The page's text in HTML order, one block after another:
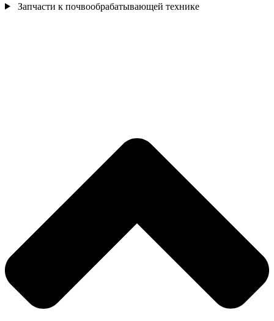
Запчасти к почвообрабатывающей технике